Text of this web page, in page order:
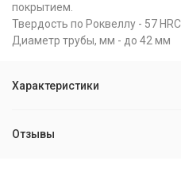
покрытием.
Твердость по Роквеллу - 57 HRC
Диаметр трубы, мм - до 42 мм
Характеристики
Отзывы